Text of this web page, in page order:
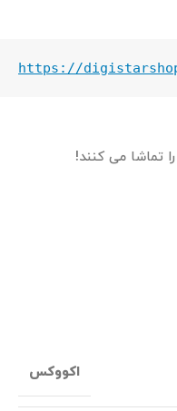
https://
تماشا می کنند!
اکووکس